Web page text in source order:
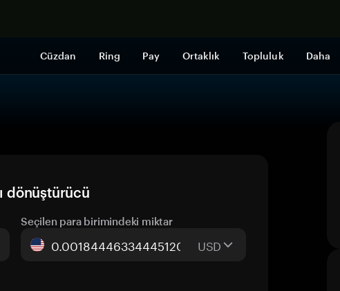
Cüzdan Ring Pay Ortaklık Topluluk Daha
dönüştürücü
Seçilen para birimindeki miktar
USD